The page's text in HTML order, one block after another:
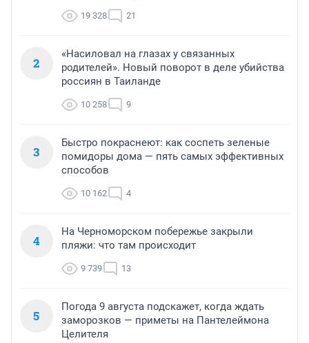
19 328 21
2
«Насиловал на глазах у связанных
родителей». Новый поворот в деле убийства
россиян в Таиланде
10 258 9
3
Быстро покраснеют: как соспеть зеленые
помидоры дома — пять самых эффективных
способов
10 162 4
4
На Черноморском побережье закрыли
пляжи: что там происходит
9 739 13
5
Погода 9 августа подскажет, когда ждать
заморозков — приметы на Пантелеймона
Целителя